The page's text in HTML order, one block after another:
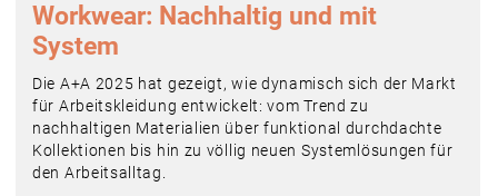
Workwear: Nachhaltig und mit
System
Die A+A 2025 hat gezeigt, wie dynamisch sich der Markt
für Arbeitskleidung entwickelt: vom Trend zu
nachhaltigen Materialien über funktional durchdachte
Kollektionen bis hin zu völlig neuen Systemlösungen für
den Arbeitsalltag.